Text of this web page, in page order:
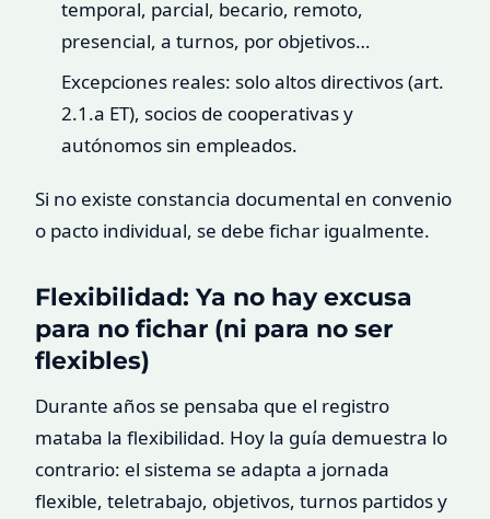
temporal, parcial, becario, remoto,
presencial, a turnos, por objetivos…
Excepciones reales: solo altos directivos (art.
2.1.a ET), socios de cooperativas y
autónomos sin empleados.
Si no existe constancia documental en convenio
o pacto individual, se debe fichar igualmente.
Flexibilidad: Ya no hay excusa
para no fichar (ni para no ser
flexibles)
Durante años se pensaba que el registro
mataba la flexibilidad. Hoy la guía demuestra lo
contrario: el sistema se adapta a jornada
flexible, teletrabajo, objetivos, turnos partidos y